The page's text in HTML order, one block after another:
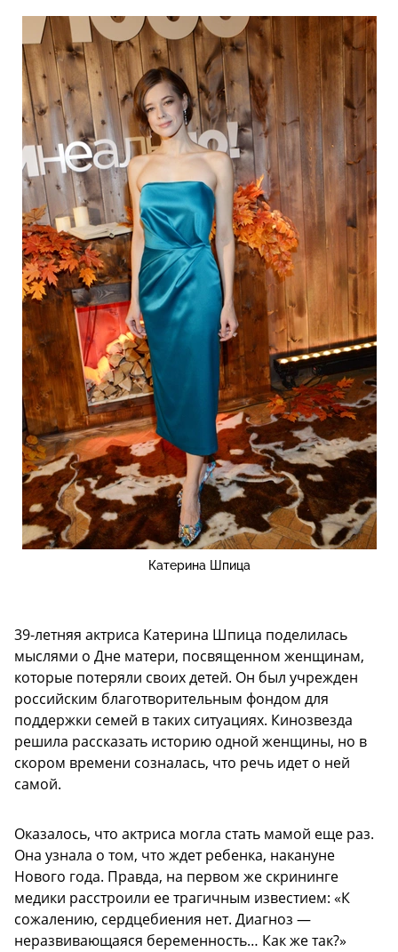
Катерина Шпица
39-летняя актриса Катерина Шпица поделилась
мыслями о Дне матери, посвященном женщинам,
которые потеряли своих детей. Он был учрежден
российским благотворительным фондом для
поддержки семей в таких ситуациях. Кинозвезда
решила рассказать историю одной женщины, но в
скором времени созналась, что речь идет о ней
самой.
Оказалось, что актриса могла стать мамой еще раз.
Она узнала о том, что ждет ребенка, накануне
Нового года. Правда, на первом же скрининге
медики расстроили ее трагичным известием: «К
сожалению, сердцебиения нет. Диагноз —
неразвивающаяся беременность… Как же так?»